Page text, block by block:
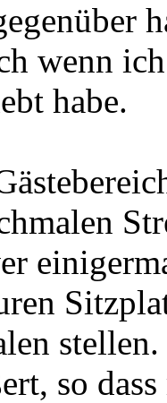
wenn
habe.
so